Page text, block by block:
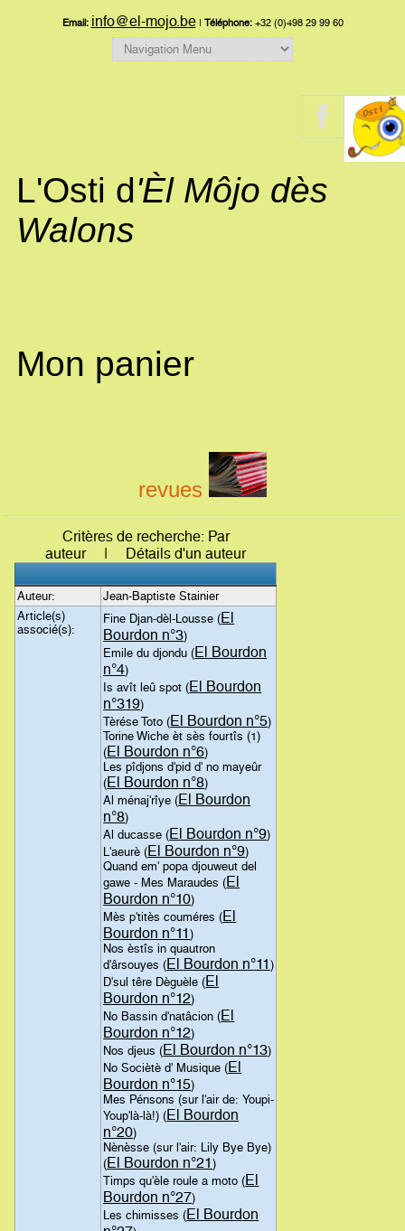
Email: info@el-mojo.be| Téléphone:+32 (0)498 29 99 60
L'Osti d'Èl Môjo dès
Walons
Mon panier
revues
Critères de recherche: Par
auteur | Détails d'un auteur
Auteur:
Jean-Baptiste Stainier
Article(s)
associé(s):
Fine Djan-dèl-Lousse (El
Bourdon n°3)
Emile du djondu (El Bourdon
n°4)
Is avît leû spot (El Bourdon
n°319)
Tèrése Toto (El Bourdon n°5)
Torine Wiche èt sès fourtîs (1)
(El Bourdon n°6)
Les pîdjons d'pid d' no mayeûr
(El Bourdon n°8)
Al ménaj'rîye (El Bourdon
n°8)
Al ducasse (El Bourdon n°9)
L'aeurè (El Bourdon n°9)
Quand em' popa djouweut del
gawe - Mes Maraudes (El
Bourdon n°10)
Mès p'titès couméres (El
Bourdon n°11)
Nos èstîs in quautron
d'ârsouyes (El Bourdon n°11)
D'sul têre Dèguèle (El
Bourdon n°12)
No Bassin d'natâcion (El
Bourdon n°12)
Nos djeus (El Bourdon n°13)
No Sociètè d' Musique (El
Bourdon n°15)
Mes Pénsons (sur l'air de: Youpi-
Youp'là-là!) (El Bourdon
n°20)
Nènèsse (sur l'air: Lily Bye Bye)
(El Bourdon n°21)
Timps qu'èle roule a moto (El
Bourdon n°27)
Les chimisses (El Bourdon